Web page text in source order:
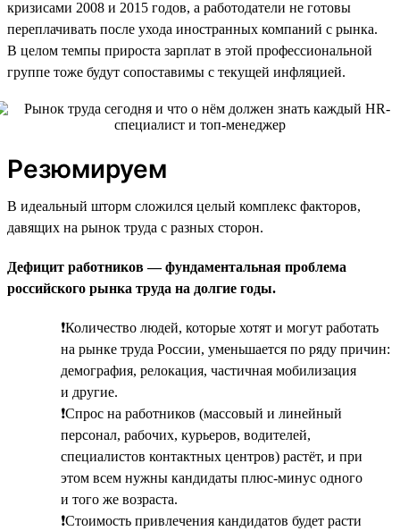
кризисами 2008 и 2015 годов, а работодатели не готовы
переплачивать после ухода иностранных компаний с рынка.
В целом темпы прироста зарплат в этой профессиональной
группе тоже будут сопоставимы с текущей инфляцией.
Резюмируем
В идеальный шторм сложился целый комплекс факторов,
давящих на рынок труда с разных сторон.
Дефицит работников — фундаментальная проблема
российского рынка труда на долгие годы.
❗Количество людей, которые хотят и могут работать
на рынке труда России, уменьшается по ряду причин:
демография, релокация, частичная мобилизация
и другие.
❗Спрос на работников (массовый и линейный
персонал, рабочих, курьеров, водителей,
специалистов контактных центров) растёт, и при
этом всем нужны кандидаты плюс-минус одного
и того же возраста.
❗Стоимость привлечения кандидатов будет расти